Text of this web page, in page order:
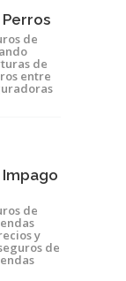
de
de
entre
de
y
de